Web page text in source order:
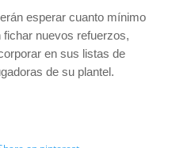
esperar cuanto mínimo
nuevos refuerzos,
en sus listas de
de su plantel.